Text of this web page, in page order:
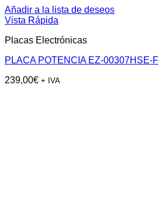
Añadir a la lista de deseos
Vista Rápida
Placas Electrónicas
PLACA POTENCIA EZ-00307HSE-F
239,00€ + IVA